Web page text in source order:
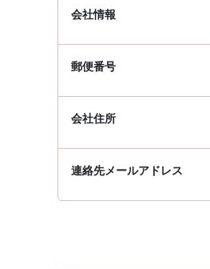
会社情報
郵便番号
会社住所
連絡先メールアドレス